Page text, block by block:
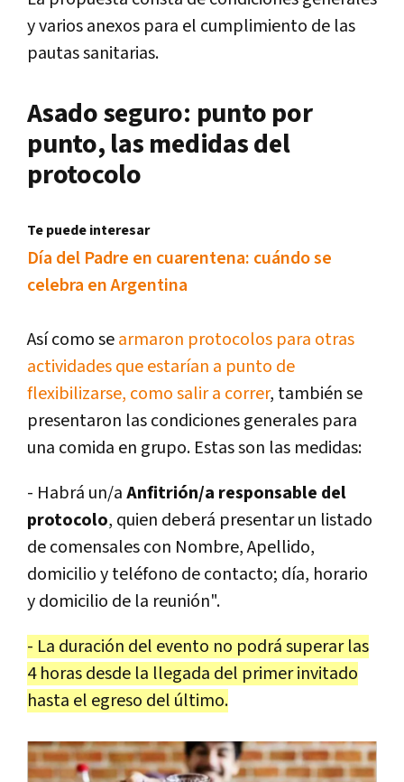
y varios anexos para el cumplimiento de las
pautas sanitarias.
Asado seguro: punto por
punto, las medidas del
protocolo
Te puede interesar
Día del Padre en cuarentena: cuándo se
celebra en Argentina
Así como searmaron protocolos para otras
actividades que estarían a punto de
flexibilizarse, como salir a correr, también se
presentaron las condiciones generales para
una comida en grupo. Estas son las medidas:
- Habrá un/aAnfitrión/a responsable del
protocolo, quien deberá presentar un listado
de comensales con Nombre, Apellido,
domicilio y teléfono de contacto; día, horario
y domicilio de la reunión".
- La duración del evento no podrá superar las
4 horas desde la llegada del primer invitado
hasta el egreso del último.